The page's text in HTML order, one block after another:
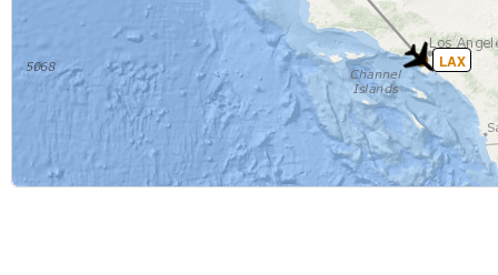
LAX